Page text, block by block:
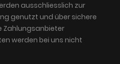
ausschliesslich zur
genutzt und über sichere
Zahlungsanbieter
werden bei uns nicht